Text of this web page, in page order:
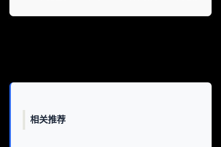
相关推荐